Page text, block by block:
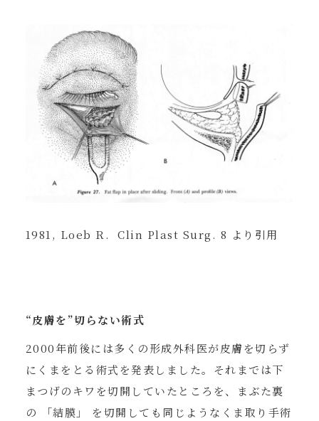
1981, Loeb R. Clin Plast Surg. 8 より引用
“皮膚を”切らない術式
2000年前後には多くの形成外科医が皮膚を切らず
にくまをとる術式を発表しました。それまでは下
まつげのキワを切開していたところを、まぶた裏
の 「結膜」 を切開しても同じようなくま取り手術